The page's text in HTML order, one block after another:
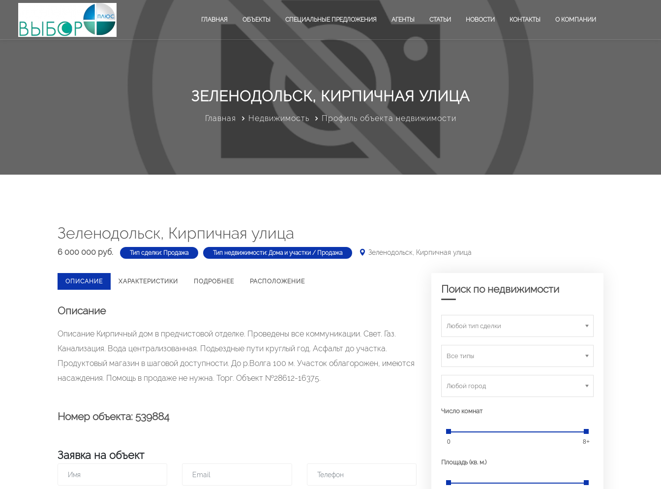
ГЛАВНАЯ ОБЪЕКТЫ СПЕЦИАЛЬНЫЕ ПРЕДЛОЖЕНИЯ АГЕНТЫ СТАТЬИ НОВОСТИ КОНТАКТЫ О КОМПАНИИ
ЗЕЛЕНОДОЛЬСК, КИРПИЧНАЯ УЛИЦА
Главная Недвижимость Профиль объекта недвижимости
Зеленодольск, Кирпичная улица
6 000 000 руб. Тип сделки: Продажа Тип недвижимости: Дома и участки / Продажа Зеленодольск, Кирпичная улица
ОПИСАНИЕ ХАРАКТЕРИСТИКИ ПОДРОБНЕЕ РАСПОЛОЖЕНИЕ
Описание
Описание Кирпичный дом в предчистовой отделке. Проведены все коммуникации. Свет. Газ.
Канализация. Вода централизованная. Подьездные пути круглый год. Асфальт до участка.
Продуктовый магазин в шаговой доступности. До р.Волга 100 м. Участок облагорожен, имеются
насаждения. Помощь в продаже не нужна. Торг. Объект №28612-16375.
Номер объекта: 539884
Заявка на объект
Поиск по недвижимости
Любой тип сделки
Все типы
Любой город
Число комнат
0 8+
Площадь (кв. м.)